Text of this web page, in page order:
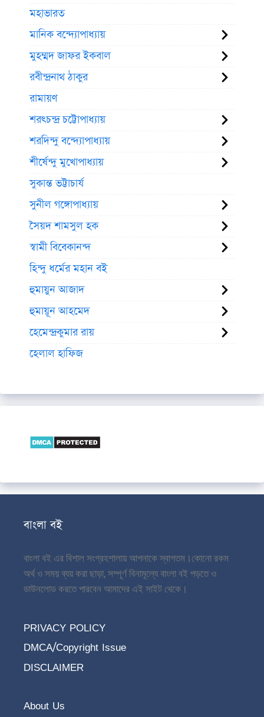
মহাভারত
মানিক বন্দ্যোপাধ্যায়
মুহম্মদ জাফর ইকবাল
রবীন্দ্রনাথ ঠাকুর
রামায়ণ
শরৎচন্দ্র চট্টোপাধ্যায়
শরদিন্দু বন্দ্যোপাধ্যায়
শীর্ষেন্দু মুখোপাধ্যায়
সুকান্ত ভট্টাচার্য
সুনীল গঙ্গোপাধ্যায়
সৈয়দ শামসুল হক
স্বামী বিবেকানন্দ
হিন্দু ধর্মের মহান বই
হুমায়ুন আজাদ
হুমায়ূন আহমেদ
হেমেন্দ্রকুমার রায়
হেলাল হাফিজ
বাংলা বই
বাংলা বই এর বিশাল সংগ্রহশালায় আপনাকে স্বাগতম।কোনো রকম
অর্থ ও সময় ব্যয় করা ছাড়া, সম্পূর্ণ বিনামূল্যে বাংলা বই পড়তে ও
ডাউনলোড করতে পারবেন আমাদের এই সাইট থেকে।
PRIVACY POLICY
DMCA/Copyright Issue
DISCLAIMER
About Us